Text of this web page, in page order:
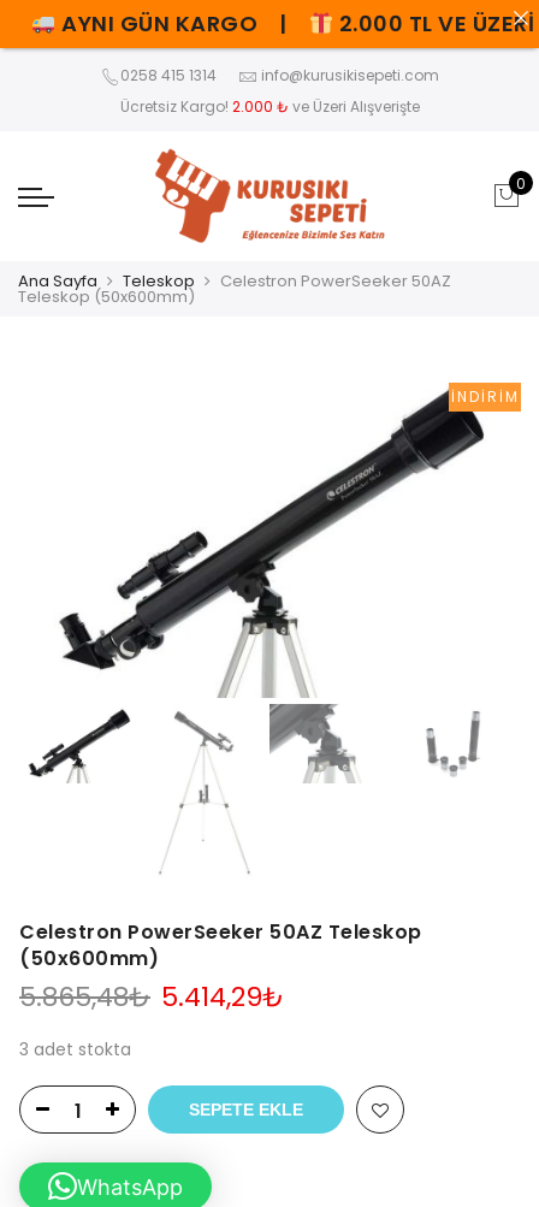
0258 415 1314
info@kurusikisepeti.com
Ücretsiz Kargo! 2.000 ₺ ve Üzeri Alışverişte
0
Ana Sayfa Teleskop Celestron PowerSeeker 50AZ
Teleskop (50x600mm)
İNDIRIM
Celestron PowerSeeker 50AZ Teleskop
(50x600mm)
5.865,48₺ Orijinal
5.414,29₺
3 adet stokta
SEPETE EKLE
WhatsApp
AYNI GÜN KARGO | 2.000 TL VE ÜZERİ